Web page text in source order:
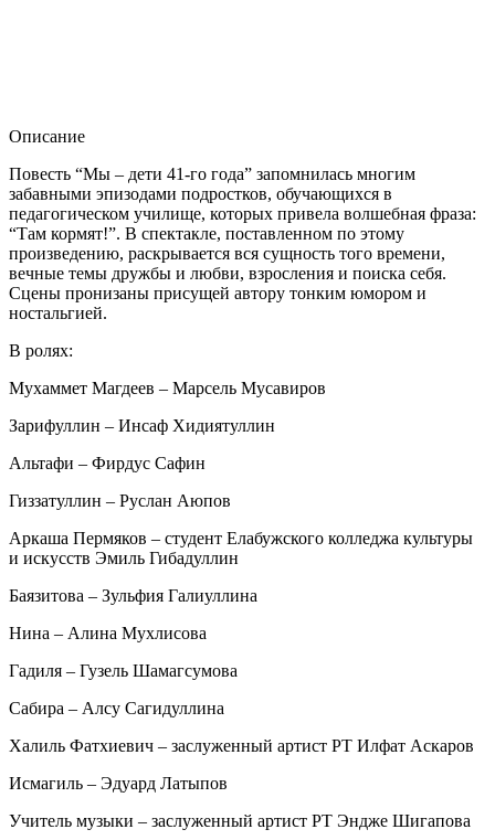
Описание
Повесть “Мы – дети 41-го года” запомнилась многим
забавными эпизодами подростков, обучающихся в
педагогическом училище, которых привела волшебная фраза:
“Там кормят!”. В спектакле, поставленном по этому
произведению, раскрывается вся сущность того времени,
вечные темы дружбы и любви, взросления и поиска себя.
Сцены пронизаны присущей автору тонким юмором и
ностальгией.
В ролях:
Мухаммет Магдеев – Марсель Мусавиров
Зарифуллин – Инсаф Хидиятуллин
Альтафи – Фирдус Сафин
Гиззатуллин – Руслан Аюпов
Аркаша Пермяков – студент Елабужского колледжа культуры
и искусств Эмиль Гибадуллин
Баязитова – Зульфия Галиуллина
Нина – Алина Мухлисова
Гадиля – Гузель Шамагсумова
Сабира – Алсу Сагидуллина
Халиль Фатхиевич – заслуженный артист РТ Илфат Аскаров
Исмагиль – Эдуард Латыпов
Учитель музыки – заслуженный артист РТ Эндже Шигапова